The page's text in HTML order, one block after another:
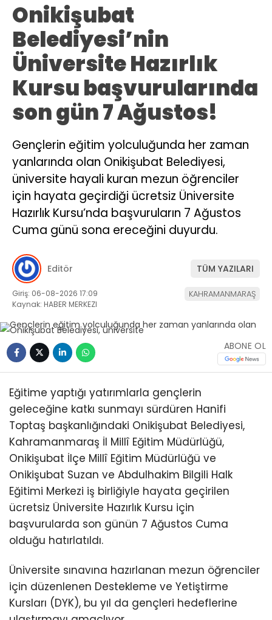
Onikişubat
Belediyesi’nin
Üniversite Hazırlık
Kursu başvurularında
son gün 7 Ağustos!
Gençlerin eğitim yolculuğunda her zaman
yanlarında olan Onikişubat Belediyesi,
üniversite hayali kuran mezun öğrenciler
için hayata geçirdiği ücretsiz Üniversite
Hazırlık Kursu’nda başvuruların 7 Ağustos
Cuma günü sona ereceğini duyurdu.
Editör TÜM YAZILARI
Giriş: 06-08-2026 17:09
Kaynak: HABER MERKEZI
KAHRAMANMARAŞ
ABONE OL
Eğitime yaptığı yatırımlarla gençlerin
geleceğine katkı sunmayı sürdüren Hanifi
Toptaş başkanlığındaki Onikişubat Belediyesi,
Kahramanmaraş İl Millî Eğitim Müdürlüğü,
Onikişubat İlçe Millî Eğitim Müdürlüğü ve
Onikişubat Suzan ve Abdulhakim Bilgili Halk
Eğitimi Merkezi iş birliğiyle hayata geçirilen
ücretsiz Üniversite Hazırlık Kursu için
başvurularda son günün 7 Ağustos Cuma
olduğu hatırlatıldı.
Üniversite sınavına hazırlanan mezun öğrenciler
için düzenlenen Destekleme ve Yetiştirme
Kursları (DYK), bu yıl da gençleri hedeflerine